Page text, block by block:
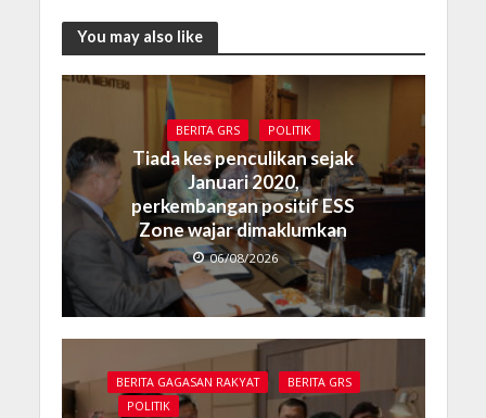
You may also like
BERITA GRS POLITIK
Tiada kes penculikan sejak
Januari 2020,
perkembangan positif ESS
Zone wajar dimaklumkan
06/08/2026
BERITA GAGASAN RAKYAT
BERITA GRS
POLITIK